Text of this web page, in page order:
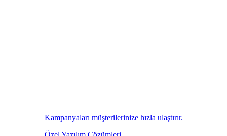
Kampanyaları müşterilerinize hızla ulaştırır.